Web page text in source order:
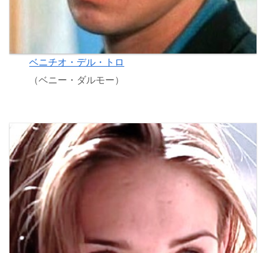
ベニチオ・デル・トロ
（ベニー・ダルモー）